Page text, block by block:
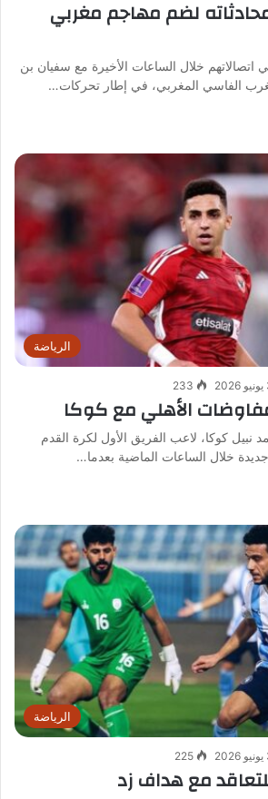
لضم مهاجم مغربي
اتصالاتهم خلال الساعات الأخيرة مع سفيان بن
الفاسي المغربي، في إطار تحركات…
الرياضة
233
الأهلي مع كوكا
كوكا، لاعب الفريق الأول لكرة القدم
خلال الساعات الماضية بعدما…
الرياضة
225
مع هداف زد